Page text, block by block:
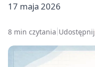
17 maja 2026
8 min czytania Udostępnij